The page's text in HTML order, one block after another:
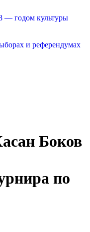
— годом культуры
и референдумах
Боков
по